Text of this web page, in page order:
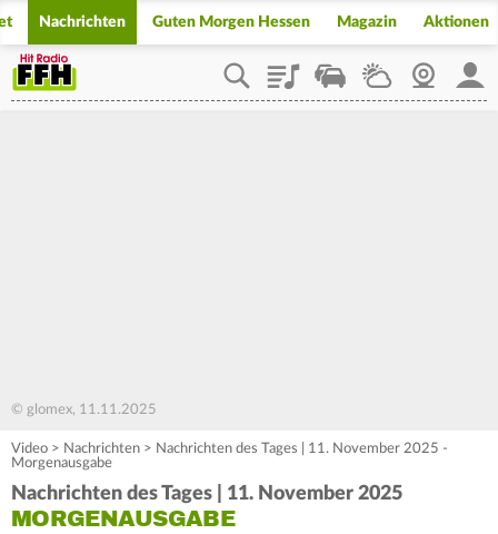
Nachrichten Guten Morgen Hessen Magazin Aktionen
PlaylistStaupilotWetterWebcam
© glomex, 11.11.2025
Video > Nachrichten > Nachrichten des Tages | 11. November 2025 -
Morgenausgabe
Nachrichten des Tages | 11. November 2025
MORGENAUSGABE